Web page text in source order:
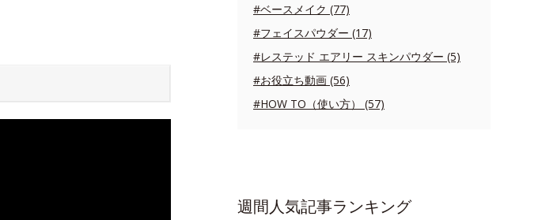
#ベースメイク (77)
#フェイスパウダー (17)
#レステッド エアリー スキンパウダー (5)
#お役立ち動画 (56)
#HOW TO（使い方） (57)
週間人気記事ランキング